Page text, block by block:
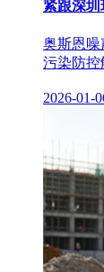
紧跟深
奥斯恩噪
污染防控
2026-01-